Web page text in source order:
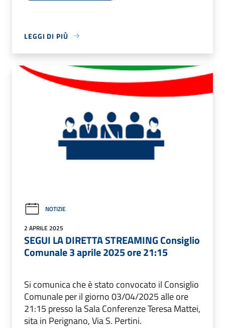
LEGGI DI PIÙ
NOTIZIE
2 APRILE 2025
SEGUI LA DIRETTA STREAMING Consiglio
Comunale 3 aprile 2025 ore 21:15
Si comunica che è stato convocato il Consiglio
Comunale per il giorno 03/04/2025 alle ore
21:15 presso la Sala Conferenze Teresa Mattei,
sita in Perignano, Via S. Pertini.